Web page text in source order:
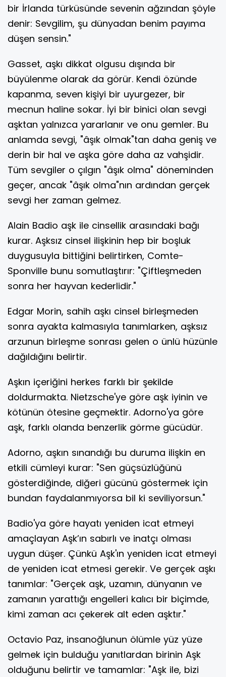
bir İrlanda türküsünde sevenin ağzından şöyle
denir: Sevgilim, şu dünyadan benim payıma
düşen sensin."
Gasset, aşkı dikkat olgusu dışında bir
büyülenme olarak da görür. Kendi özünde
kapanma, seven kişiyi bir uyurgezer, bir
mecnun haline sokar. İyi bir binici olan sevgi
aşktan yalnızca yararlanır ve onu gemler. Bu
anlamda sevgi, "âşık olmak"tan daha geniş ve
derin bir hal ve aşka göre daha az vahşidir.
Tüm sevgiler o çılgın "âşık olma" döneminden
geçer, ancak "âşık olma"nın ardından gerçek
sevgi her zaman gelmez.
Alain Badio aşk ile cinsellik arasındaki bağı
kurar. Aşksız cinsel ilişkinin hep bir boşluk
duygusuyla bittiğini belirtirken, Comte-
Sponville bunu somutlaştırır: "Çiftleşmeden
sonra her hayvan kederlidir."
Edgar Morin, sahih aşkı cinsel birleşmeden
sonra ayakta kalmasıyla tanımlarken, aşksız
arzunun birleşme sonrası gelen o ünlü hüzünle
dağıldığını belirtir.
Aşkın içeriğini herkes farklı bir şekilde
doldurmakta. Nietzsche'ye göre aşk iyinin ve
kötünün ötesine geçmektir. Adorno'ya göre
aşk, farklı olanda benzerlik görme gücüdür.
Adorno, aşkın sınandığı bu duruma ilişkin en
etkili cümleyi kurar: "Sen güçsüzlüğünü
gösterdiğinde, diğeri gücünü göstermek için
bundan faydalanmıyorsa bil ki seviliyorsun."
Badio'ya göre hayatı yeniden icat etmeyi
amaçlayan Aşk’ın sabırlı ve inatçı olması
uygun düşer. Çünkü Aşk'ın yeniden icat etmeyi
de yeniden icat etmesi gerekir. Ve gerçek aşkı
tanımlar: "Gerçek aşk, uzamın, dünyanın ve
zamanın yarattığı engelleri kalıcı bir biçimde,
kimi zaman acı çekerek alt eden aşktır."
Octavio Paz, insanoğlunun ölümle yüz yüze
gelmek için bulduğu yanıtlardan birinin Aşk
olduğunu belirtir ve tamamlar: "Aşk ile, bizi